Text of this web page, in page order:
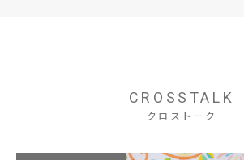
CROSSTALK
クロストーク